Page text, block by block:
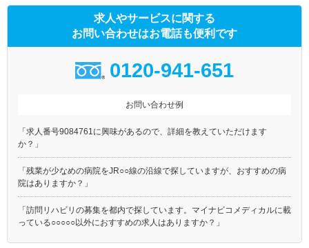
求人やサービスに関する
お問い合わせはお電話も便利です
0120-941-651
お問い合わせ例
「求人番号9084761に興味があるので、詳細を教えていただけます
か？」
「残業が少なめの病院をJR○○線の沿線で探していますが、おすすめの病
院はありますか？」
「訪問リハビリの募集を都内で探しています。マイナビコメディカルに載
っている○○○○○以外におすすめの求人はありますか？」